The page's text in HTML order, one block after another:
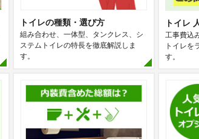
トイレの種類・選び方
組み合わせ、一体型、タンクレス、シ
ステムトイレの特長を徹底解説しま
す。
トイレ
工事費込
トイレを
す。